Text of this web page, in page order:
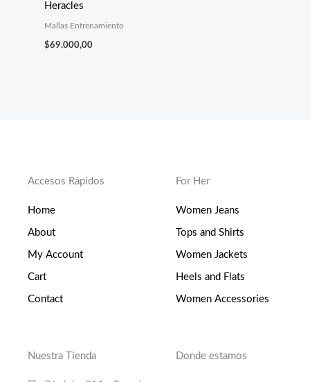
Heracles
Mallas Entrenamiento
$69.000,00
Accesos Rápidos
Home
About
My Account
Cart
Contact
For Her
Women Jeans
Tops and Shirts
Women Jackets
Heels and Flats
Women Accessories
Nuestra Tienda Donde estamos